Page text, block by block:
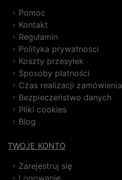
Pomoc
Kontakt
Regulamin
Polityka prywatnosci
Koszty przesyłek
Sposoby płatności
Czas realizacji zamówienia
Bezpieczeństwo danych
Pliki cookies
Blog
TWOJE KONTO
Zarejestruj się